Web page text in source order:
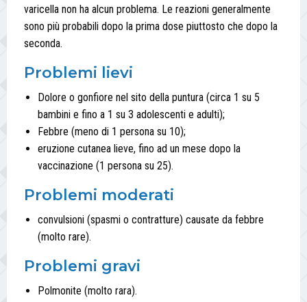
varicella non ha alcun problema. Le reazioni generalmente
sono più probabili dopo la prima dose piuttosto che dopo la
seconda.
Problemi lievi
Dolore o gonfiore nel sito della puntura (circa 1 su 5
bambini e fino a 1 su 3 adolescenti e adulti);
Febbre (meno di 1 persona su 10);
eruzione cutanea lieve, fino ad un mese dopo la
vaccinazione (1 persona su 25).
Problemi moderati
convulsioni (spasmi o contratture) causate da febbre
(molto rare).
Problemi gravi
Polmonite (molto rara).